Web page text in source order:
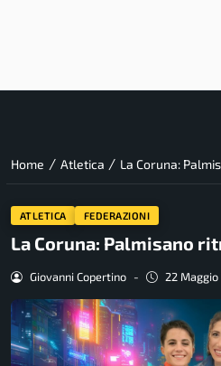
Home / Atletica / La Coruna:
ATLETICA FEDERAZIONI
La Coruna: Palmisano
Giovanni Copertino - 22 Maggio